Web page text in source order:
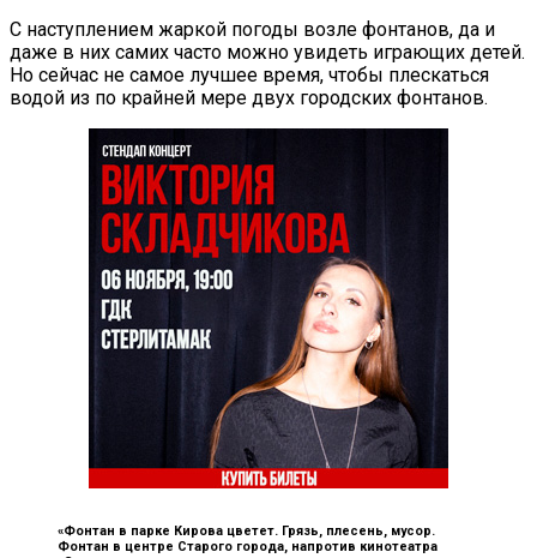
С наступлением жаркой погоды возле фонтанов, да и
даже в них самих часто можно увидеть играющих детей.
Но сейчас не самое лучшее время, чтобы плескаться
водой из по крайней мере двух городских фонтанов.
«Фонтан в парке Кирова цветет. Грязь, плесень, мусор.
Фонтан в центре Старого города, напротив кинотеатра